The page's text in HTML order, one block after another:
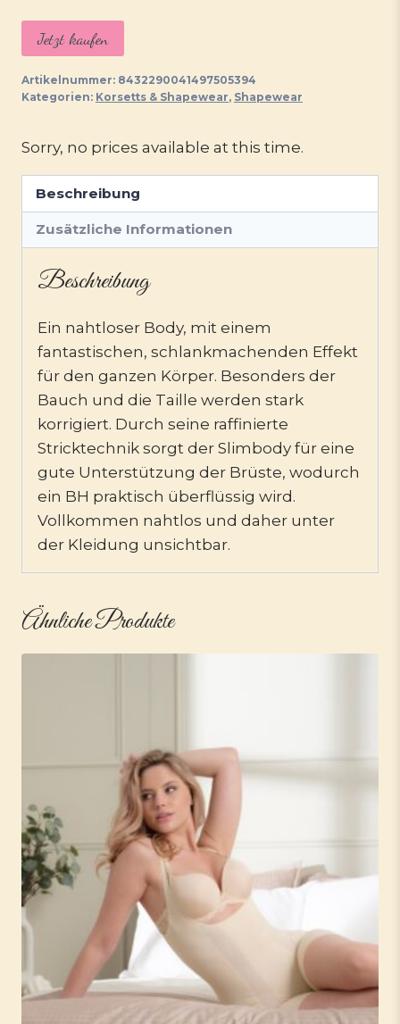
Preis
war:
39,99 € 28,99 €.
Jetzt kaufen
Artikelnummer: 8432290041497505394
Kategorien: Korsetts & Shapewear, Shapewear
Sorry, no prices available at this time.
Beschreibung
Zusätzliche Informationen
Beschreibung
Ein nahtloser Body, mit einem
fantastischen, schlankmachenden Effekt
für den ganzen Körper. Besonders der
Bauch und die Taille werden stark
korrigiert. Durch seine raffinierte
Stricktechnik sorgt der Slimbody für eine
gute Unterstützung der Brüste, wodurch
ein BH praktisch überflüssig wird.
Vollkommen nahtlos und daher unter
der Kleidung unsichtbar.
Ähnliche Produkte